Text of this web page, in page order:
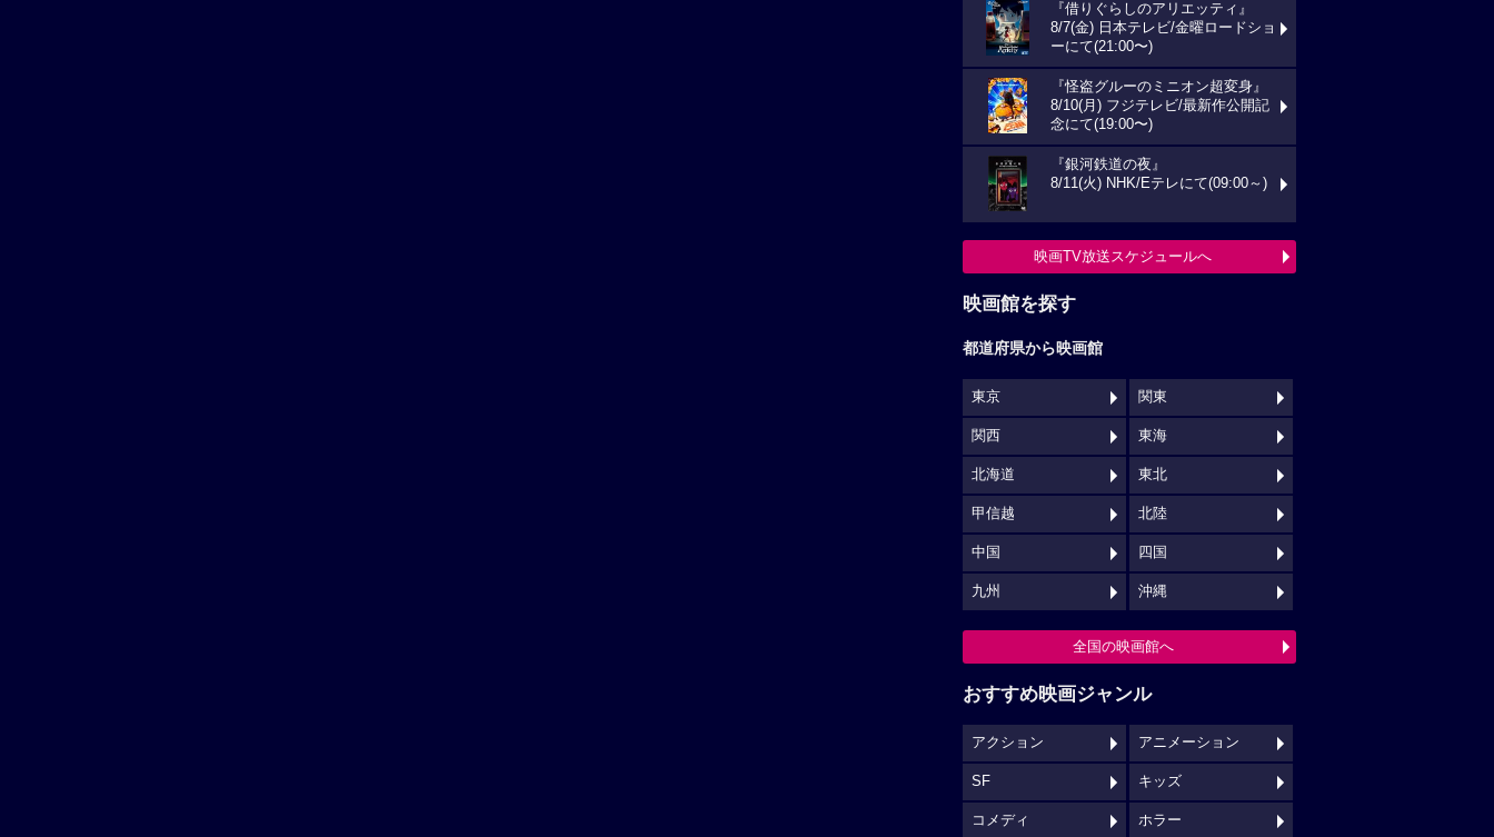
『借りぐらしのアリエッティ』
8/7(金) 日本テレビ/金曜ロードショ
ーにて(21:00〜)
『怪盗グルーのミニオン超変身』
8/10(月) フジテレビ/最新作公開記
念にて(19:00〜)
『銀河鉄道の夜』
8/11(火) NHK/Eテレにて(09:00～)
映画TV放送スケジュールへ
映画館を探す
都道府県から映画館
東京 関東
関西 東海
北海道 東北
甲信越 北陸
中国 四国
九州 沖縄
全国の映画館へ
おすすめ映画ジャンル
アクション アニメーション
SF キッズ
コメディ ホラー